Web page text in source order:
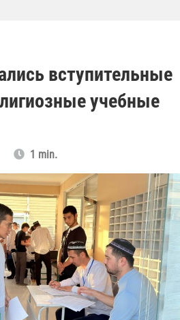
вступительные
учебные
1 min.